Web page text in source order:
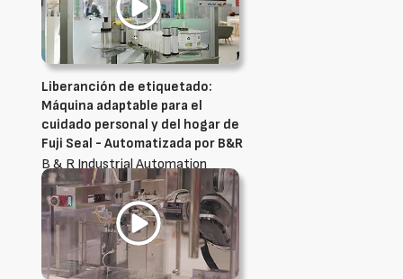
Liberanción de etiquetado:
Máquina adaptable para el
cuidado personal y del hogar de
Fuji Seal - Automatizada por B&R
B & R Industrial Automation
Ibérica, S.L.U.